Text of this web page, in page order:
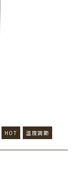
HOT 温度調節